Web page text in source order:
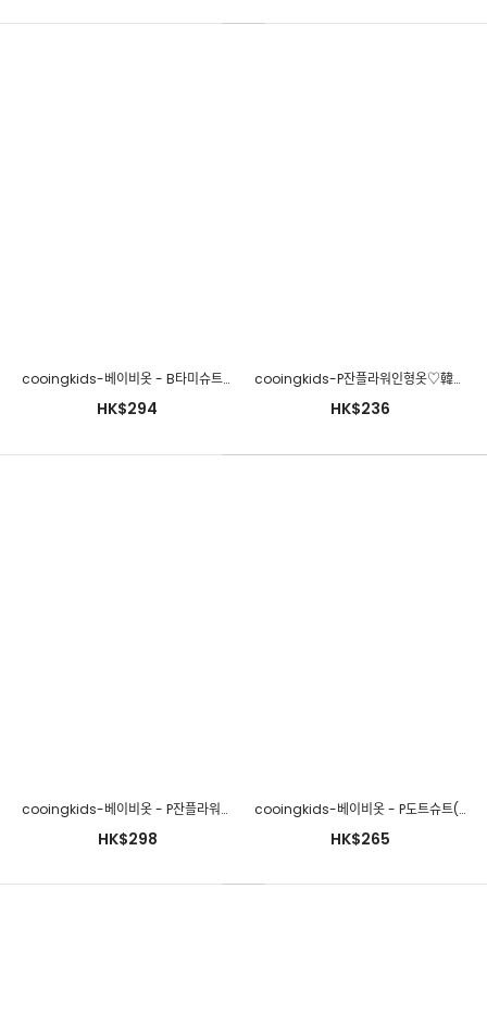
cooingkids-베이비옷 - B타미슈트(모자별도구매!!) 신생아외출복 신생아옷 아기옷 아기외출복 가을♡韓國幼兒裝
HK$294
cooingkids-P잔플라워인형옷♡韓國幼兒裝
HK$236
cooingkids-베이비옷 - P잔플라워배냇저고리(보넷세트)♡韓國幼兒裝
HK$298
cooingkids-베이비옷 - P도트슈트(레깅스세트)♡韓國幼兒裝
HK$265